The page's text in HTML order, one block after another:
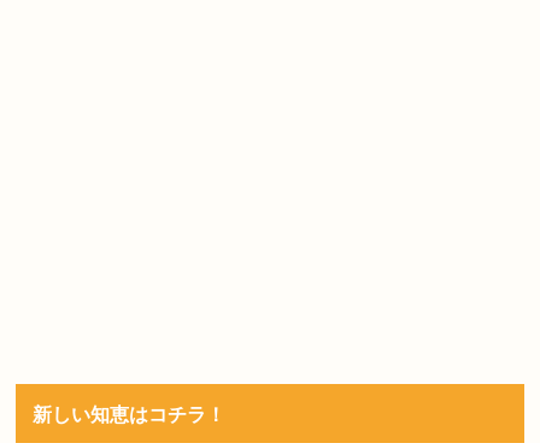
新しい知恵はコチラ！